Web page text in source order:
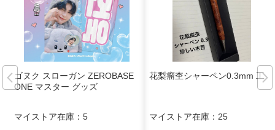
ゴヌク スローガン ZEROBASE
ONE マスター グッズ
マイストア在庫： 5
花梨瘤杢シャーペン0.3mm 工房
マイストア在庫： 25